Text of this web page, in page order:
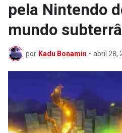
pela Nintendo
mundo
por Kadu Bonamin • abril 28,